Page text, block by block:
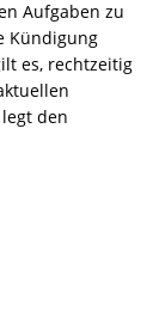
Aufgaben zu
Kündigung
es, rechtzeitig
den